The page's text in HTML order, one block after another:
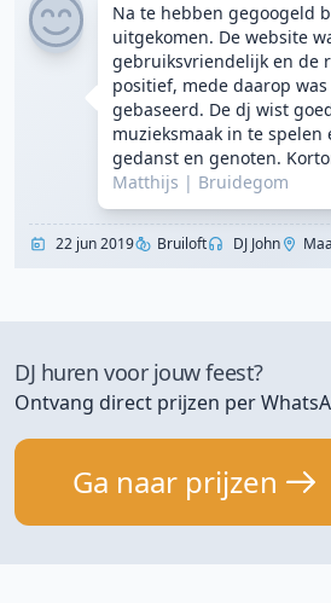
Na te hebben gegoogeld
uitgekomen. De website
gebruiksvriendelijk en de
positief, mede daarop was
gebaseerd. De dj wist
muzieksmaak in te spelen
gedanst en genoten.
Matthijs | Bruidegom
22 jun 2019 Bruiloft DJ John
DJ huren voor jouw feest?
Ontvang direct prijzen per
Ga naar prijzen